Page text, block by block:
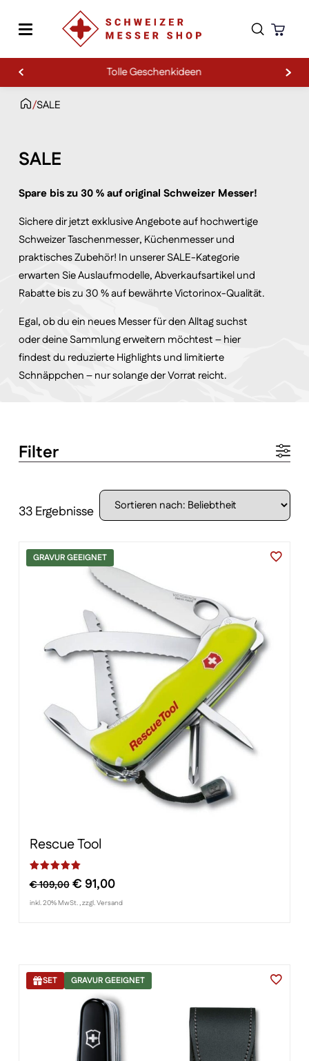
Tolle Geschenkideen
/SALE
SALE
Spare bis zu 30 % auf original Schweizer Messer!
Sichere dir jetzt exklusive Angebote auf hochwertige
Schweizer Taschenmesser, Küchenmesser und
praktisches Zubehör! In unserer SALE-Kategorie
erwarten Sie Auslaufmodelle, Abverkaufsartikel und
Rabatte bis zu 30 % auf bewährte Victorinox-Qualität.
Egal, ob du ein neues Messer für den Alltag suchst
oder deine Sammlung erweitern möchtest – hier
findest du reduzierte Highlights und limitierte
Schnäppchen – nur solange der Vorrat reicht.
Filter
33 Ergebnisse
GRAVUR GEEIGNET
Rescue Tool
Bewertet mitvon 5, basierend auf
€109,00 Ursprünglicher
Preis
€ 91,00Aktueller
Preis
inkl. 20% MwSt. , zzgl. Versand
SET GRAVUR GEEIGNET